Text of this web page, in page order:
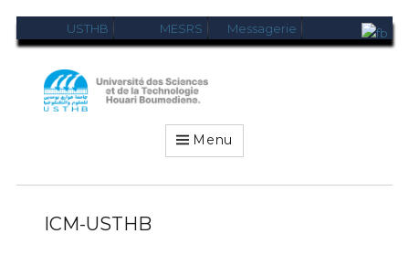
USTHB MESRS Messagerie
USTHB-
VRRELEX
Menu
ICM-USTHB